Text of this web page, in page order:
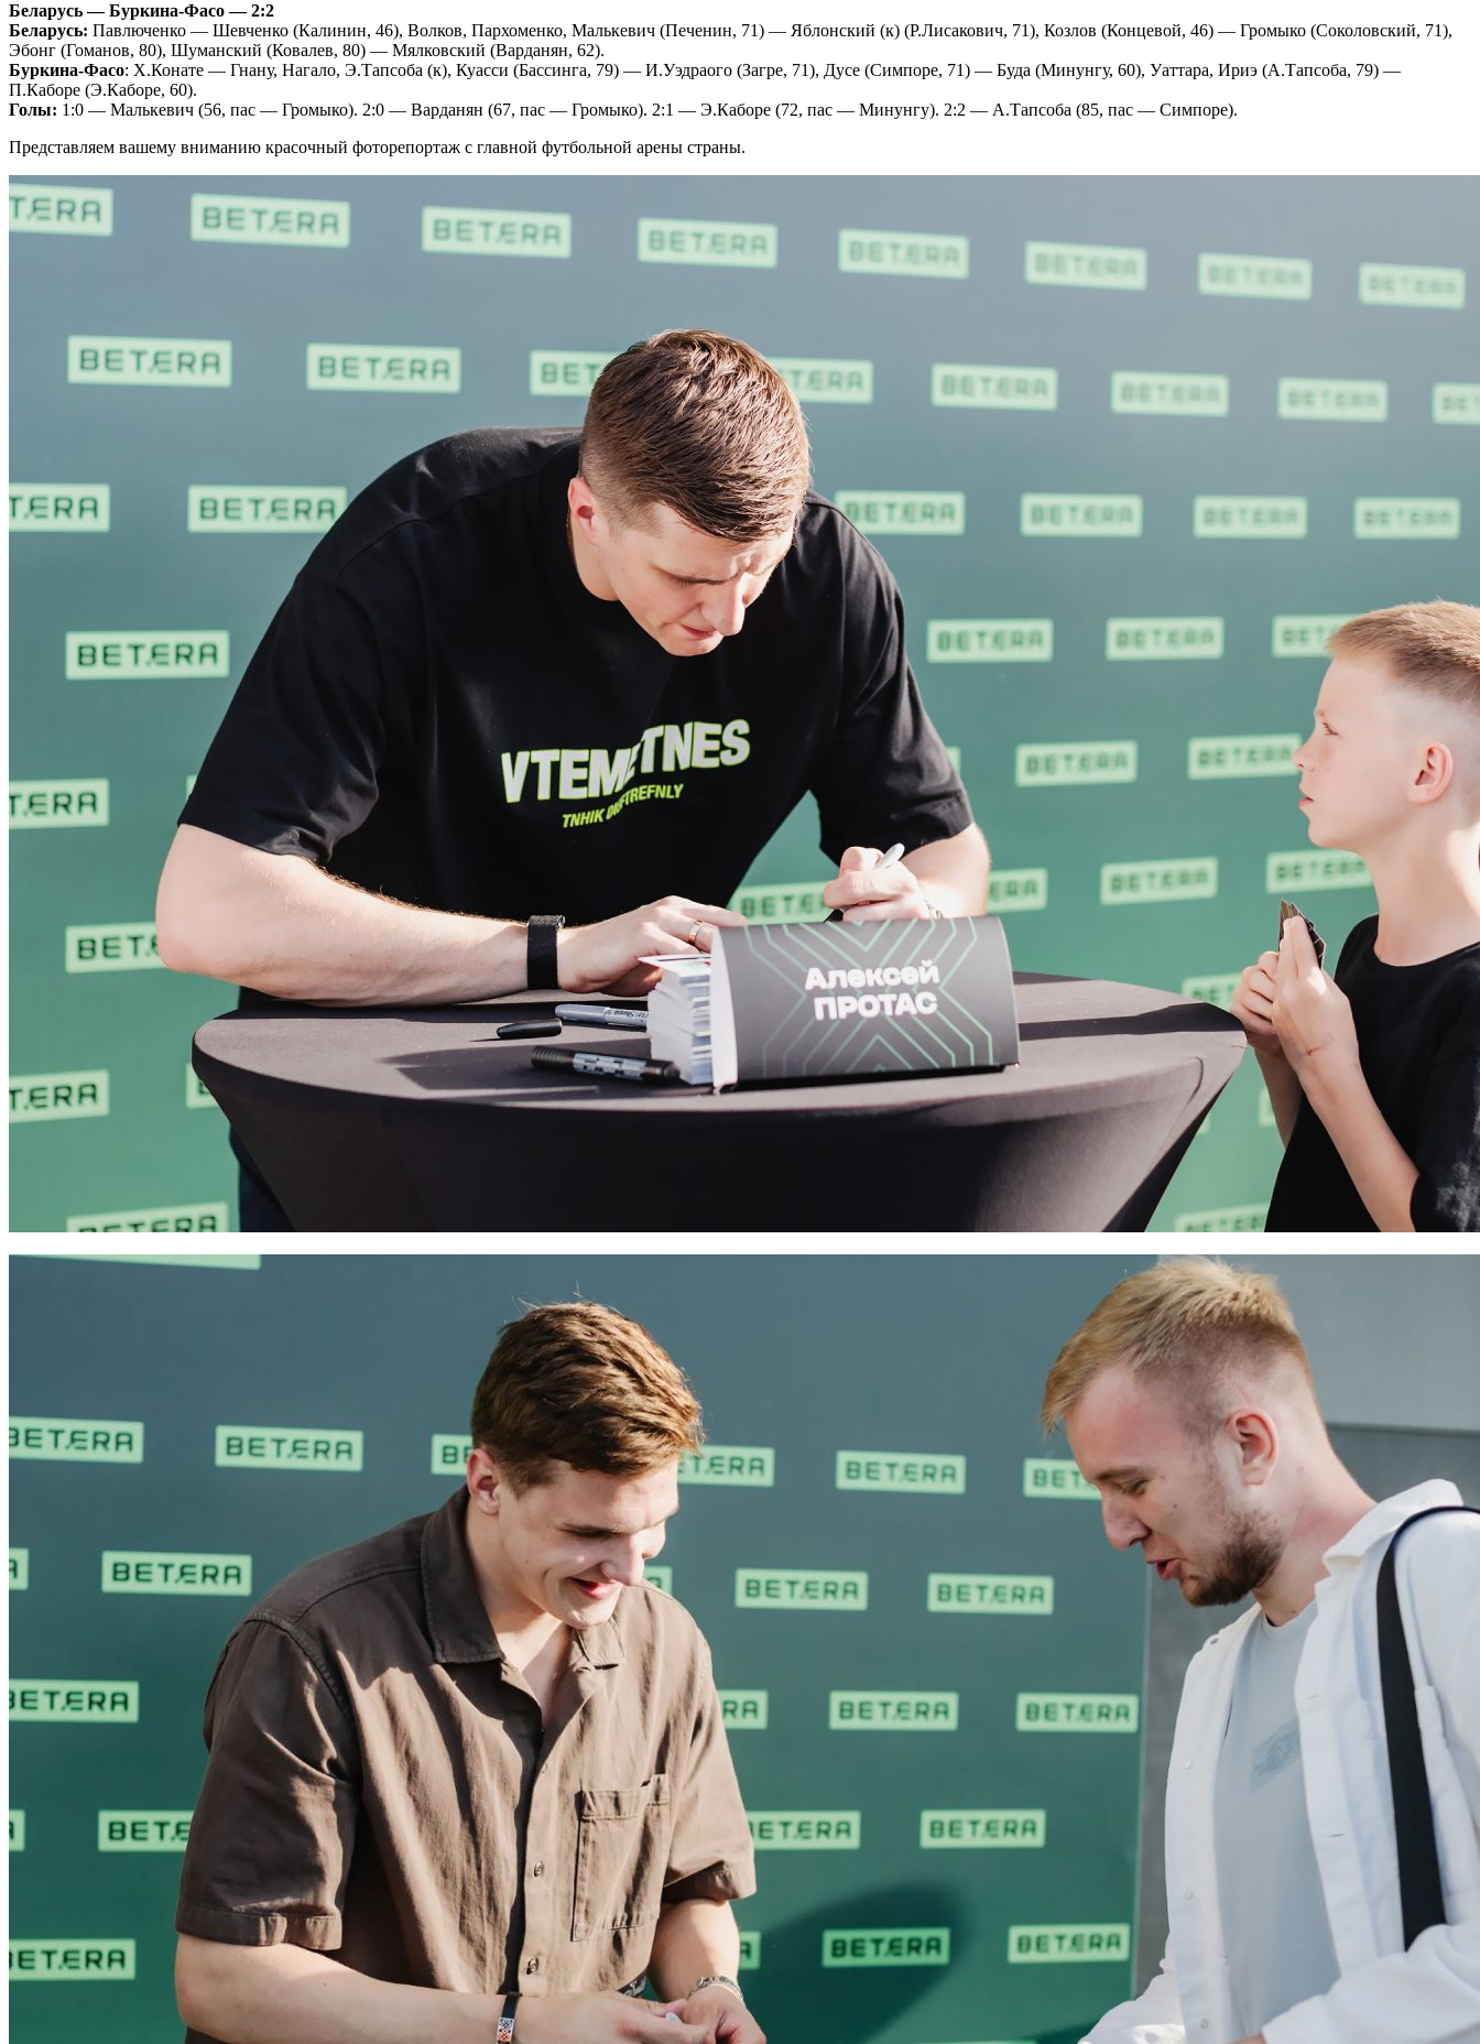
Беларусь — Буркина-Фасо — 2:2
Беларусь: Павлюченко — Шевченко (Калинин, 46), Волков, Пархоменко, Малькевич (Печенин, 71) — Яблонский (к) (Р.Лисакович, 71), Козлов (Концевой, 46) — Громыко (Соколовский, 71),
Эбонг (Гоманов, 80), Шуманский (Ковалев, 80) — Мялковский (Варданян, 62).
Буркина-Фасо: Х.Конате — Гнану, Нагало, Э.Тапсоба (к), Куасси (Бассинга, 79) — И.Уэдраого (Загре, 71), Дусе (Симпоре, 71) — Буда (Минунгу, 60), Уаттара, Ириэ (А.Тапсоба, 79) —
П.Каборе (Э.Каборе, 60).
Голы: 1:0 — Малькевич (56, пас — Громыко). 2:0 — Варданян (67, пас — Громыко). 2:1 — Э.Каборе (72, пас — Минунгу). 2:2 — А.Тапсоба (85, пас — Симпоре).
Представляем вашему вниманию красочный фоторепортаж с главной футбольной арены страны.